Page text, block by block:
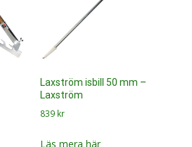
Laxström isbill 50 mm –
Laxström
839 kr
Läs mera här